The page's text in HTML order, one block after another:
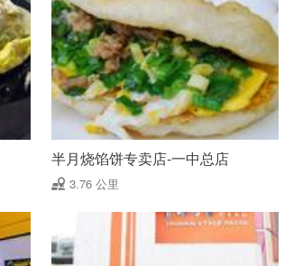
半月烧馅饼专卖店-一中总店
3.76 公里